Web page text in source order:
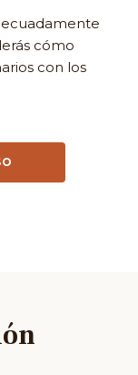
cómo
con los